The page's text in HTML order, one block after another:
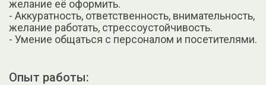
желание её оформить.
- Аккуратность, ответственность, внимательность,
желание работать, стрессоустойчивость.
- Умение общаться с персоналом и посетителями.
Опыт работы: